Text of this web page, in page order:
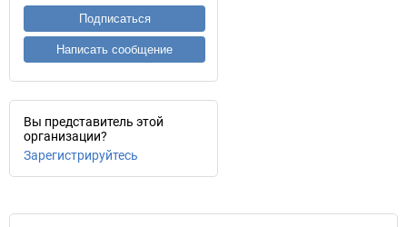
Подписаться
Написать сообщение
Вы представитель этой
организации?
Зарегистрируйтесь